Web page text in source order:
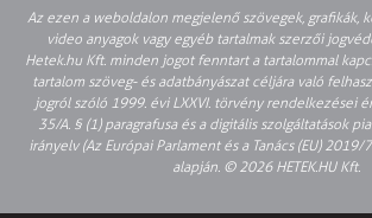
Az ezen a weboldalon megjelenő szövegek, grafikák,
video anyagok vagy egyéb tartalmak szerzői
Hetek.hu Kft. minden jogot fenntart a tartalommal
tartalom szöveg- és adatbányászat céljára való
jogról szóló 1999. évi LXXVI. törvény rendelkezései
35/A. § (1) paragrafusa és a digitális szolgáltatások
irányelv (Az Európai Parlament és a Tanács (EU)
alapján. © 2026 HETEK.HU Kft.